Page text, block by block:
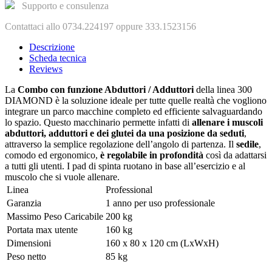
Supporto e consulenza
Contattaci allo 0734.224197 oppure 333.1523156
Descrizione
Scheda tecnica
Reviews
La Combo con funzione Abduttori / Adduttoridella linea 300
DIAMOND è la soluzione ideale per tutte quelle realtà che vogliono
integrare un parco macchine completo ed efficiente salvaguardando
lo spazio. Questo macchinario permette infatti di allenare i muscoli
abduttori, adduttori e dei glutei da una posizione da seduti,
attraverso la semplice regolazione dell’angolo di partenza. Il sedile,
comodo ed ergonomico, è regolabile in profondità così da adattarsi
a tutti gli utenti. I pad di spinta ruotano in base all’esercizio e al
muscolo che si vuole allenare.
Linea
Professional
Garanzia
1 anno per uso professionale
Massimo Peso Caricabile 200 kg
Portata max utente
160 kg
Dimensioni
160 x 80 x 120 cm (LxWxH)
Peso netto
85 kg